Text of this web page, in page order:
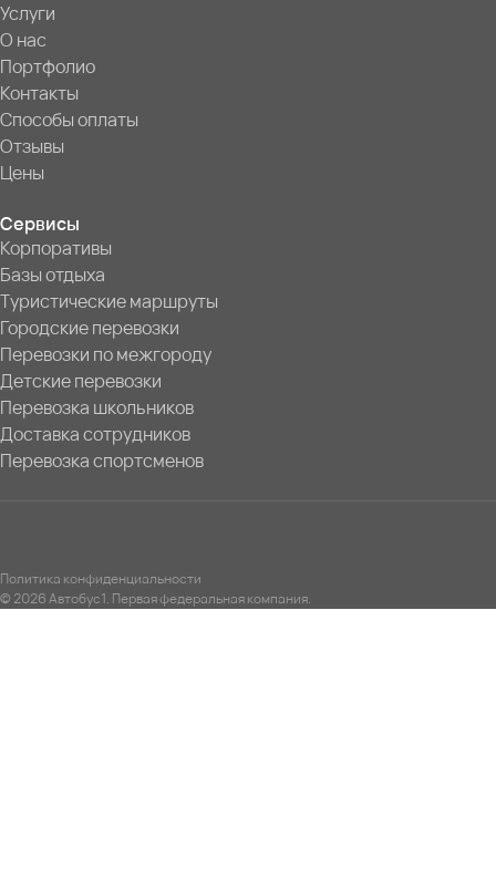
Услуги
О нас
Портфолио
Контакты
Способы оплаты
Отзывы
Цены
Сервисы
Корпоративы
Базы отдыха
Туристические маршруты
Городские перевозки
Перевозки по межгороду
Детские перевозки
Перевозка школьников
Доставка сотрудников
Перевозка спортсменов
Политика конфиденциальности
© 2026 Автобус1. Первая федеральная компания.